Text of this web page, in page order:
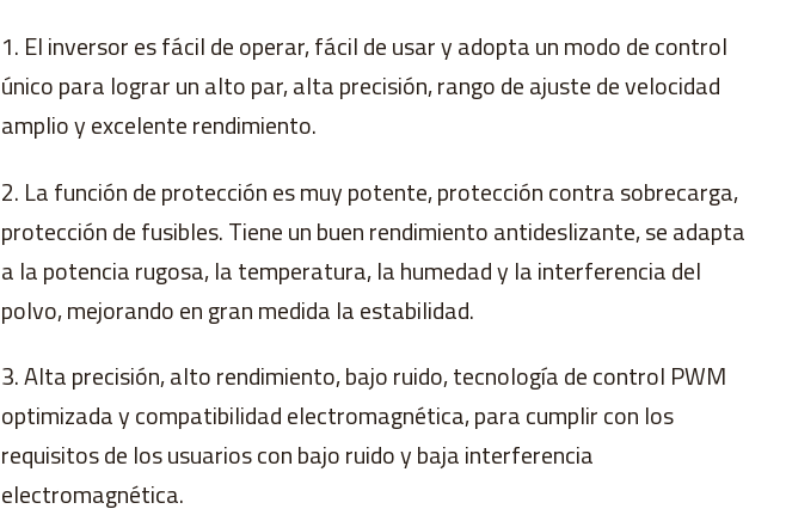
1. El inversor es fácil de operar, fácil de usar y adopta un modo de control
único para lograr un alto par, alta precisión, rango de ajuste de velocidad
amplio y excelente rendimiento.
2. La función de protección es muy potente, protección contra sobrecarga,
protección de fusibles. Tiene un buen rendimiento antideslizante, se adapta
a la potencia rugosa, la temperatura, la humedad y la interferencia del
polvo, mejorando en gran medida la estabilidad.
3. Alta precisión, alto rendimiento, bajo ruido, tecnología de control PWM
optimizada y compatibilidad electromagnética, para cumplir con los
requisitos de los usuarios con bajo ruido y baja interferencia
electromagnética.